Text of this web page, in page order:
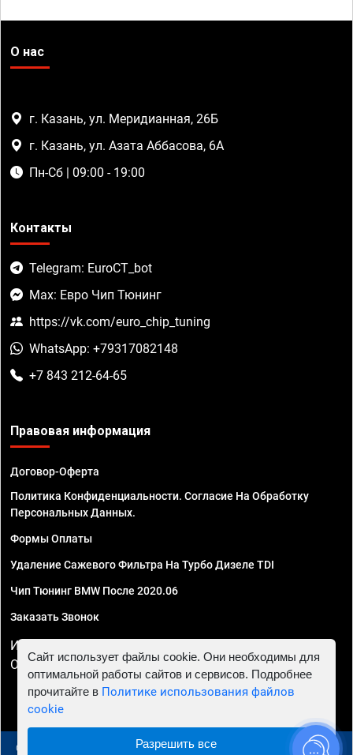
О нас
г. Казань, ул. Меридианная, 26Б
г. Казань, ул. Азата Аббасова, 6А
Пн-Сб | 09:00 - 19:00
Контакты
Telegram: EuroCT_bot
Max: Евро Чип Тюнинг
https://vk.com/euro_chip_tuning
WhatsApp: +79317082148
+7 843 212-64-65
Правовая информация
Договор-Оферта
Политика Конфиденциальности. Согласие На Обработку
Персональных Данных.
Формы Оплаты
Удаление Сажевого Фильтра На Турбо Дизеле TDI
Чип Тюнинг BMW После 2020.06
Заказать Звонок
ИП Смирнов Георгий Павлович. ИНН 781302555843,
ОГРНИП 324470400032610
© 2010 - 2026 Чип тюнинг в Казани - Автосервис "Евро
Сайт использует файлы cookie. Они необходимы для
оптимальной работы сайтов и сервисов. Подробнее
прочитайте в Политике использования файлов
cookie
Разрешить все